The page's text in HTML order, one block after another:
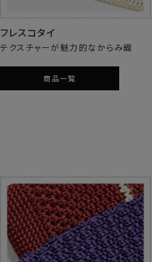
フレスコタイ
テクスチャーが魅力的なからみ織
商品一覧